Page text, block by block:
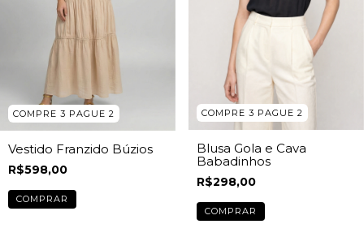
COMPRE 3 PAGUE 2
Vestido Franzido Búzios
R$598,00
COMPRAR
COMPRE 3 PAGUE 2
Blusa Gola e Cava
Babadinhos
R$298,00
COMPRAR